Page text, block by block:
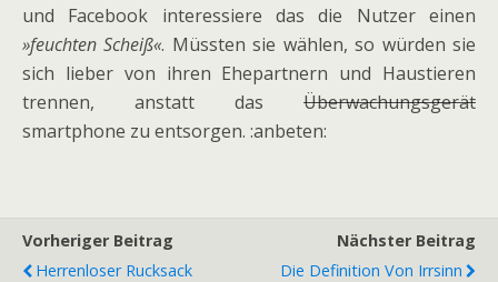
und Facebook interessiere das die Nutzer einen
»feuchten Scheiß«. Müssten sie wählen, so würden sie
sich lieber von ihren Ehepartnern und Haustieren
trennen, anstatt das Überwachungsgerät
smartphone zu entsorgen. :anbeten:
Vorheriger Beitrag
Herrenloser Rucksack
Nächster Beitrag
Die Definition Von Irrsinn